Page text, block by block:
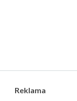
Reklama